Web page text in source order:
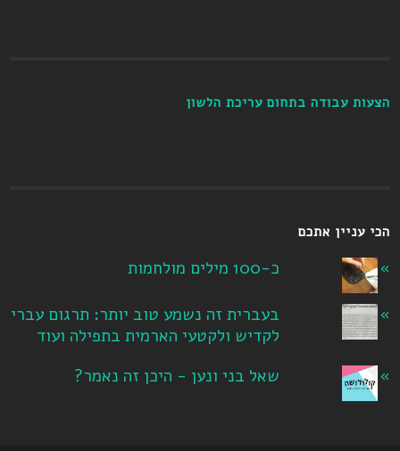
הצעות עבודה בתחום עריכת הלשון
הכי עניין אתכם
כ-100 מילים מולחמות
בעברית זה נשמע טוב יותר: תרגום עברי
לקדיש ולקטעי הארמית בתפילה ועוד
שאל בני ונען - היכן זה נאמר?